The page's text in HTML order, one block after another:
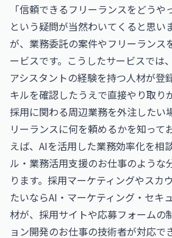
「信頼できるフリーランスをどうや
という疑問が当然わいてくると思い
が、業務委託の案件やフリーランス
ービスです。こうしたサービスでは
アシスタントの経験を持つ人材が登
キルを確認したうえで直接やり取り
採用に関わる周辺業務を外注したい
リーランスに何を頼めるかを知って
えば、AIを活用した業務効率化を相
ル・業務活用支援のお仕事のような
ります。採用マーケティングやスカ
たいならAI・マーケティング・セキ
材が、採用サイトや応募フォームの
ョン開発のお仕事の技術者が対応で